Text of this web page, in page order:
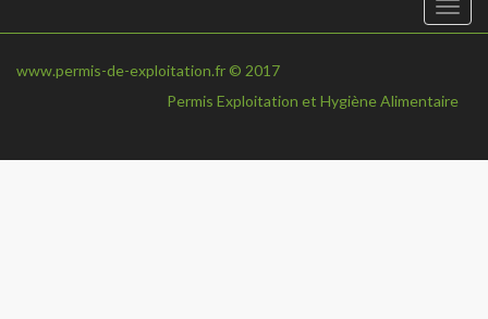
www.permis-de-exploitation.fr © 2017
Permis Exploitation et Hygiène Alimentaire